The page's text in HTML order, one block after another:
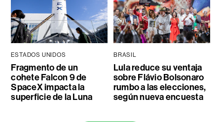
ESTADOS UNIDOS
Fragmento de un
cohete Falcon 9 de
SpaceX impacta la
superficie de la Luna
BRASIL
Lula reduce su ventaja
sobre Flávio Bolsonaro
rumbo a las elecciones,
según nueva encuesta